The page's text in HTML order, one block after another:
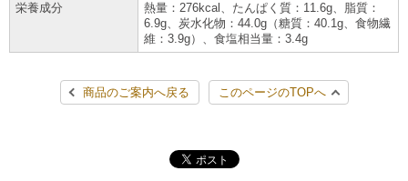
サステナビリティニュース
サステナビリティレポート
English (Services)
한국어(서비스)
栄養成分
熱量：276kcal、たんぱく質：11.6g、脂質：
6.9g、炭水化物：44.0g（糖質：40.1g、食物繊
維：3.9g）、食塩相当量：3.4g
商品のご案内へ戻る このページのTOPへ